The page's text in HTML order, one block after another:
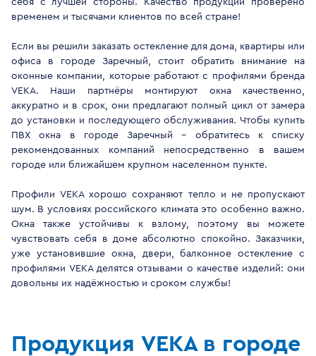
себя с лучшей стороны. Качество продукции проверено
временем и тысячами клиентов по всей стране!
Если вы решили заказать остекление для дома, квартиры или
офиса в городе Заречный, стоит обратить внимание на
оконные компании, которые работают с профилями бренда
VEKA. Наши партнёры монтируют окна качественно,
аккуратно и в срок, они предлагают полный цикл от замера
до установки и последующего обслуживания. Чтобы купить
ПВХ окна в городе Заречный - обратитесь к списку
рекомендованных компаний непосредственно в вашем
городе или ближайшем крупном населенном пункте.
Профили VEKA хорошо сохраняют тепло и не пропускают
шум. В условиях российского климата это особенно важно.
Окна также устойчивы к взлому, поэтому вы можете
чувствовать себя в доме абсолютно спокойно. Заказчики,
уже установившие окна, двери, балконное остекление с
профилями VEKA делятся отзывами о качестве изделий: они
довольны их надёжностью и сроком службы!
Продукция VEKA в городе